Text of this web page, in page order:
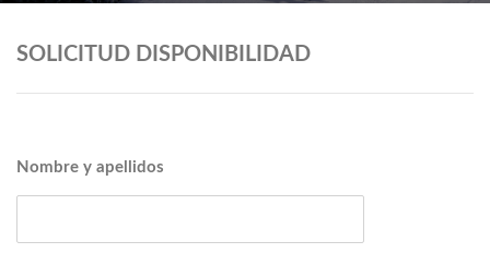
SOLICITUD DISPONIBILIDAD
Nombre y apellidos